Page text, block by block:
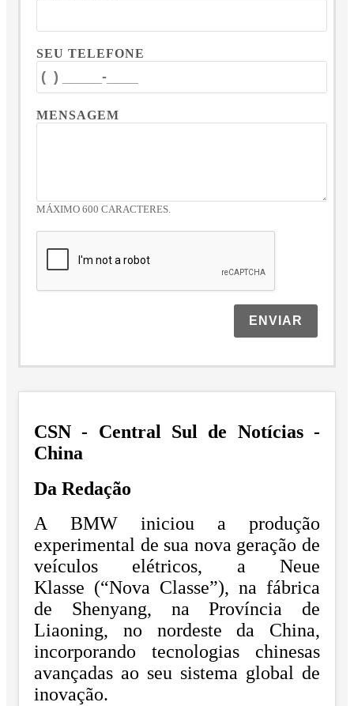
SEU TELEFONE
MENSAGEM
MÁXIMO 600 CARACTERES.
ENVIAR
CSN - Central Sul de Notícias -
China
Da Redação
A BMW iniciou a produção
experimental de sua nova geração de
veículos elétricos, a Neue
Klasse (“Nova Classe”), na fábrica
de Shenyang, na Província de
Liaoning, no nordeste da China,
incorporando tecnologias chinesas
avançadas ao seu sistema global de
inovação.